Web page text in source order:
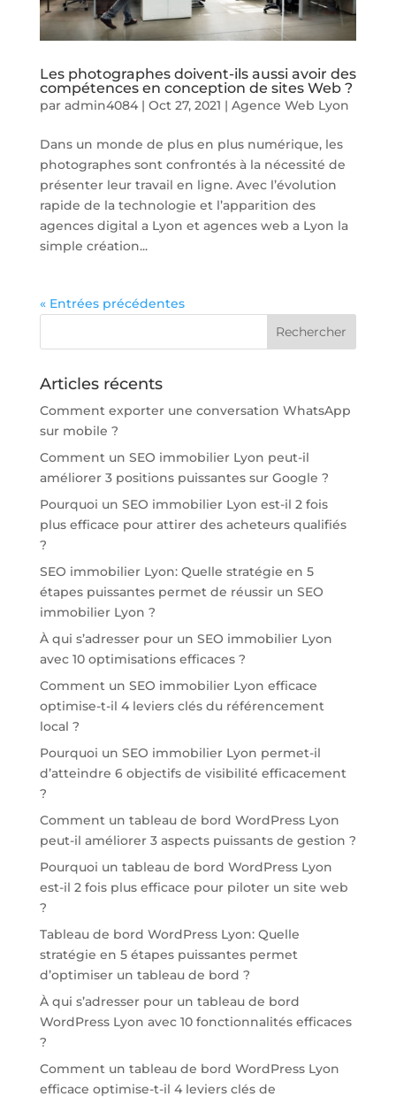
Les photographes doivent-ils aussi avoir des
compétences en conception de sites Web ?
par admin4084| Oct 27, 2021 | Agence Web Lyon
Dans un monde de plus en plus numérique, les
photographes sont confrontés à la nécessité de
présenter leur travail en ligne. Avec l’évolution
rapide de la technologie et l’apparition des
agences digital a Lyon et agences web a Lyon la
simple création...
« Entrées précédentes
Articles récents
Comment exporter une conversation WhatsApp
sur mobile ?
Comment un SEO immobilier Lyon peut-il
améliorer 3 positions puissantes sur Google ?
Pourquoi un SEO immobilier Lyon est-il 2 fois
plus efficace pour attirer des acheteurs qualifiés
?
SEO immobilier Lyon: Quelle stratégie en 5
étapes puissantes permet de réussir un SEO
immobilier Lyon ?
À qui s’adresser pour un SEO immobilier Lyon
avec 10 optimisations efficaces ?
Comment un SEO immobilier Lyon efficace
optimise-t-il 4 leviers clés du référencement
local ?
Pourquoi un SEO immobilier Lyon permet-il
d’atteindre 6 objectifs de visibilité efficacement
?
Comment un tableau de bord WordPress Lyon
peut-il améliorer 3 aspects puissants de gestion ?
Pourquoi un tableau de bord WordPress Lyon
est-il 2 fois plus efficace pour piloter un site web
?
Tableau de bord WordPress Lyon: Quelle
stratégie en 5 étapes puissantes permet
d’optimiser un tableau de bord ?
À qui s’adresser pour un tableau de bord
WordPress Lyon avec 10 fonctionnalités efficaces
?
Comment un tableau de bord WordPress Lyon
efficace optimise-t-il 4 leviers clés de